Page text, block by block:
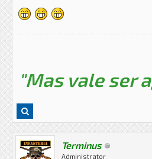
"Mas vale ser
Terminus
Administrator